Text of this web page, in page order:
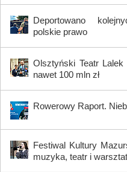
Deportowano
polskie prawo
Olsztyński Teatr
nawet 100 mln zł
Rowerowy Raport.
Festiwal Kultury
muzyka, teatr i